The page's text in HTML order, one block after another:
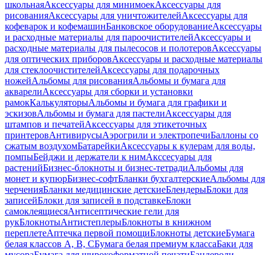
школьнаяАксессуары для минимоекАксессуары для
рисованияАксессуары для уничтожителейАксессуары для
кофеварок и кофемашинБанковское оборудованиеАксессуары
и расходные материалы для пароочистителейАксессуары и
расходные материалы для пылесосов и полотеровАксессуары
для оптических приборовАксессуары и расходные материалы
для стеклоочистителейАксессуары для подарочных
ножейАльбомы для рисованияАльбомы и бумага для
акварелиАксессуары для сборки и установки
рамокКалькуляторыАльбомы и бумага для графики и
эскизовАльбомы и бумага для пастелиАксессуары для
штампов и печатейАксессуары для этикеточных
принтеровАнтивирусыАэрогрили и электропечиБаллоны со
сжатым воздухомБатарейкиАксессуары к кулерам для воды,
помпыБейджи и держатели к нимАкссесуары для
растенийБизнес-блокноты и бизнес-тетрадиАльбомы для
монет и купюрБизнес-софтБланки бухгалтерскиеАльбомы для
черченияБланки медицинские детскиеБлендерыБлоки для
записейБлоки для записей в подставкеБлоки
самоклеящиесяАнтисептические гели для
рукБлокнотыАнтистеплерыБлокноты в книжном
переплетеАптечка первой помощиБлокноты детскиеБумага
белая классов А, В, СБумага белая премиум классаБаки для